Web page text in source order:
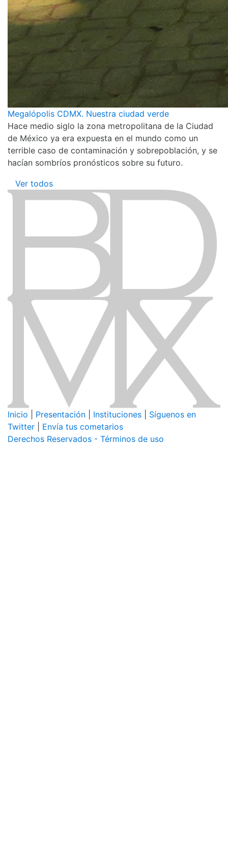
Megalópolis CDMX. Nuestra ciudad verde
Hace medio siglo la zona metropolitana de la Ciudad
de México ya era expuesta en el mundo como un
terrible caso de contaminación y sobrepoblación, y se
hacían sombríos pronósticos sobre su futuro.
Ver todos
Inicio Presentación Instituciones
Síguenos en
Twitter
Envía tus cometarios
Derechos Reservados - Términos de uso